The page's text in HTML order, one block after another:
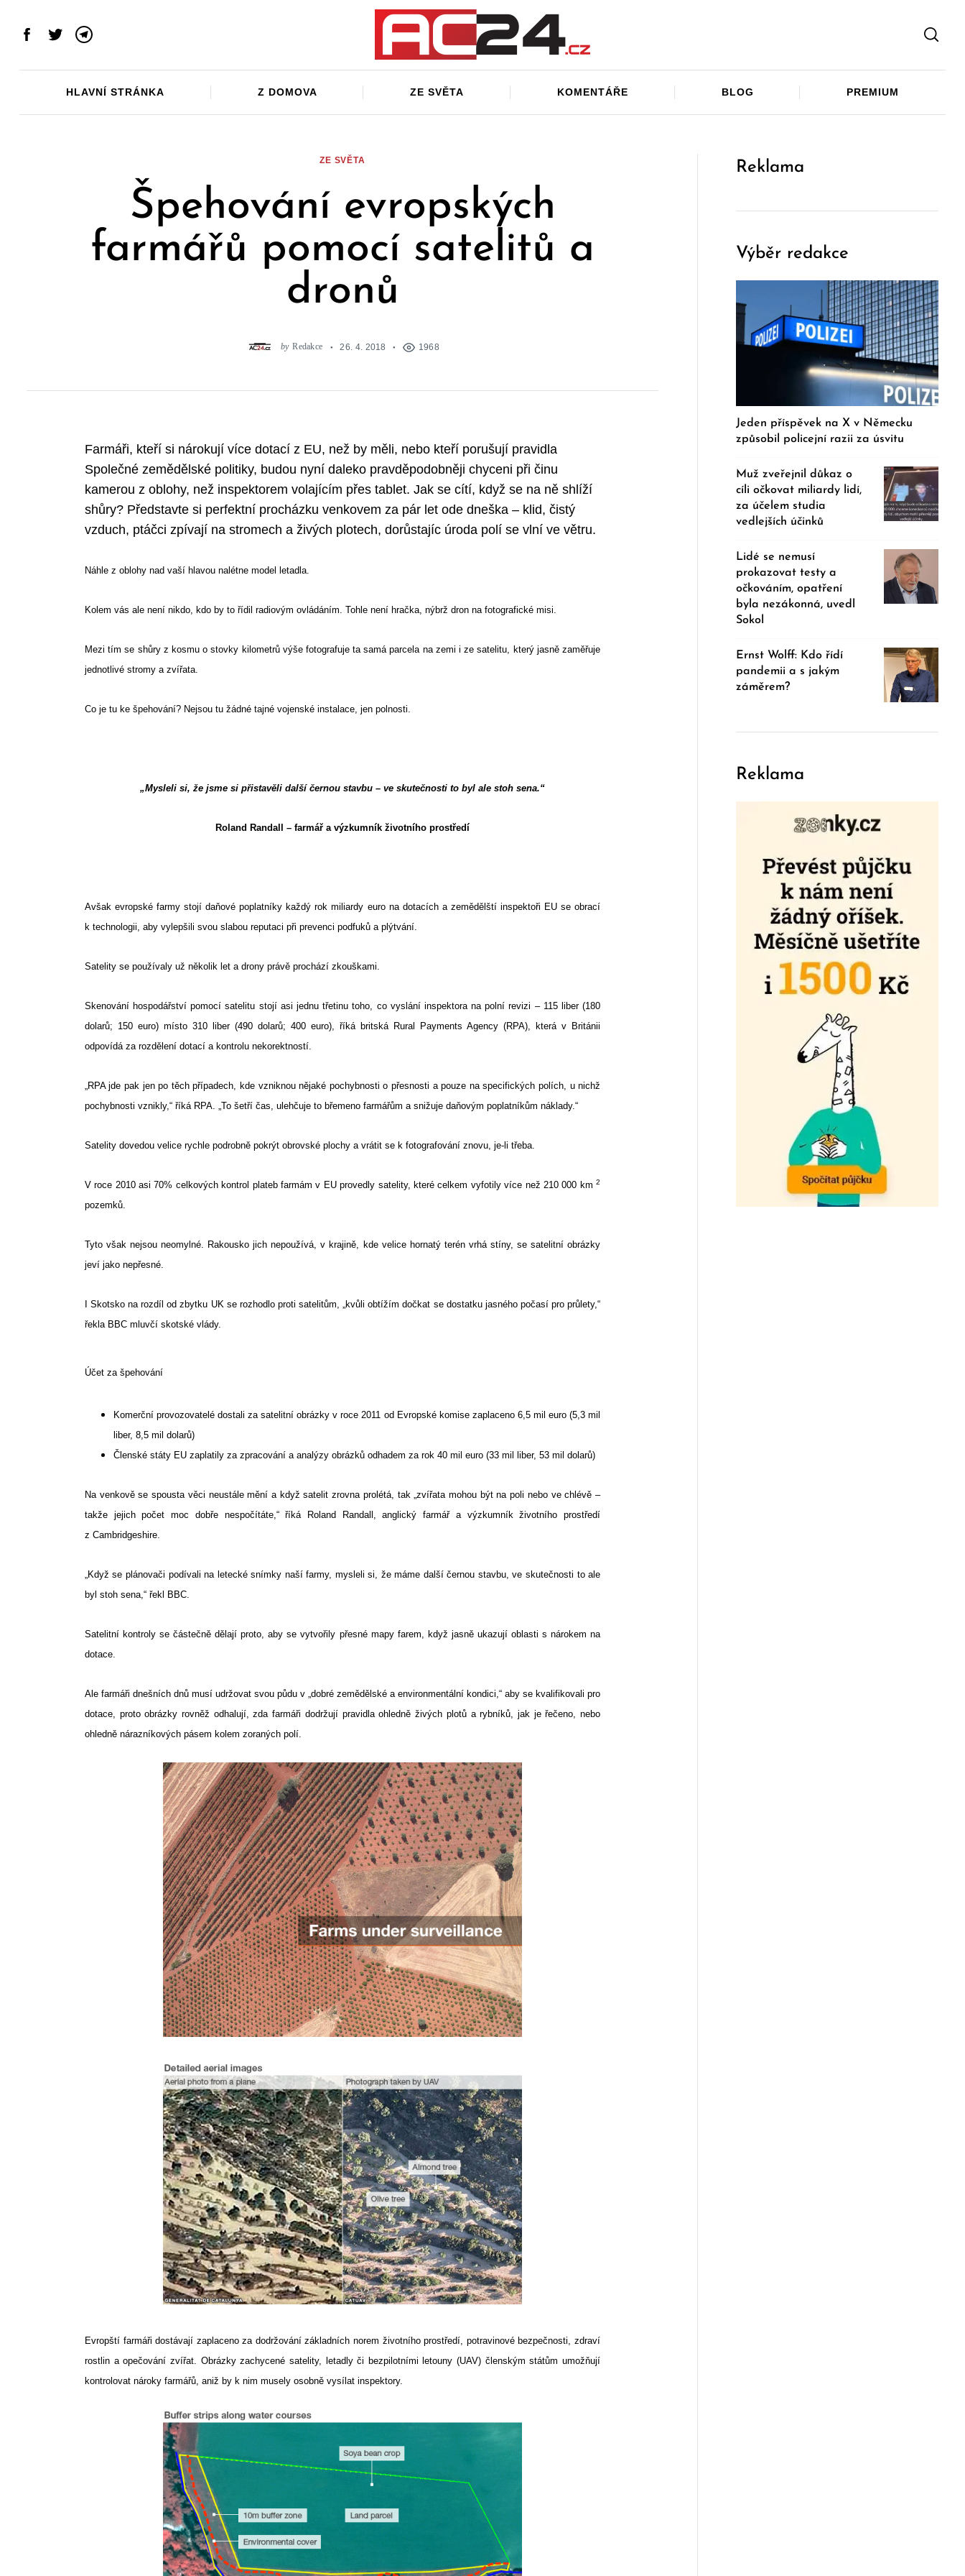
Facebook
TwitterTelegram
HLAVNÍ STRÁNKA Z DOMOVA ZE SVĚTA KOMENTÁŘE BLOG PREMIUM
ZE SVĚTA
Špehování evropských
farmářů pomocí satelitů a
dronů
by Redakce 26. 4. 2018 1968
Farmáři, kteří si nárokují více dotací z EU, než by měli, nebo kteří porušují pravidla
Společné zemědělské politiky, budou nyní daleko pravděpodobněji chyceni při činu
kamerou z oblohy, než inspektorem volajícím přes tablet. Jak se cítí, když se na ně shlíží
shůry? Představte si perfektní procházku venkovem za pár let ode dneška – klid, čistý
vzduch, ptáčci zpívají na stromech a živých plotech, dorůstajíc úroda polí se vlní ve větru.
Náhle z oblohy nad vaší hlavou nalétne model letadla.
Kolem vás ale není nikdo, kdo by to řídil radiovým ovládáním. Tohle není hračka, nýbrž dron na fotografické misi.
Mezi tím se shůry z kosmu o stovky kilometrů výše fotografuje ta samá parcela na zemi i ze satelitu, který jasně zaměřuje
jednotlivé stromy a zvířata.
Co je tu ke špehování? Nejsou tu žádné tajné vojenské instalace, jen polnosti.
„Mysleli si, že jsme si přistavěli další černou stavbu – ve skutečnosti to byl ale stoh sena.“
Roland Randall – farmář a výzkumník životního prostředí
Avšak evropské farmy stojí daňové poplatníky každý rok miliardy euro na dotacích a zemědělští inspektoři EU se obrací
k technologii, aby vylepšili svou slabou reputaci při prevenci podfuků a plýtvání.
Satelity se používaly už několik let a drony právě prochází zkouškami.
Skenování hospodářství pomocí satelitu stojí asi jednu třetinu toho, co vyslání inspektora na polní revizi – 115 liber (180
dolarů; 150 euro) místo 310 liber (490 dolarů; 400 euro), říká britská Rural Payments Agency (RPA), která v Británii
odpovídá za rozdělení dotací a kontrolu nekorektností.
„RPA jde pak jen po těch případech, kde vzniknou nějaké pochybnosti o přesnosti a pouze na specifických polích, u nichž
pochybnosti vznikly,“ říká RPA. „To šetří čas, ulehčuje to břemeno farmářům a snižuje daňovým poplatníkům náklady.“
Satelity dovedou velice rychle podrobně pokrýt obrovské plochy a vrátit se k fotografování znovu, je-li třeba.
V roce 2010 asi 70% celkových kontrol plateb farmám v EU provedly satelity, které celkem vyfotily více než 210 000 km2
pozemků.
Tyto však nejsou neomylné. Rakousko jich nepoužívá, v krajině, kde velice hornatý terén vrhá stíny, se satelitní obrázky
jeví jako nepřesné.
I Skotsko na rozdíl od zbytku UK se rozhodlo proti satelitům, „kvůli obtížím dočkat se dostatku jasného počasí pro průlety,“
řekla BBC mluvčí skotské vlády.
Účet za špehování
Komerční provozovatelé dostali za satelitní obrázky v roce 2011 od Evropské komise zaplaceno 6,5 mil euro (5,3 mil
liber, 8,5 mil dolarů)
Členské státy EU zaplatily za zpracování a analýzy obrázků odhadem za rok 40 mil euro (33 mil liber, 53 mil dolarů)
Na venkově se spousta věci neustále mění a když satelit zrovna prolétá, tak „zvířata mohou být na poli nebo ve chlévě –
takže jejich počet moc dobře nespočítáte,“ říká Roland Randall, anglický farmář a výzkumník životního prostředí
z Cambridgeshire.
„Když se plánovači podívali na letecké snímky naší farmy, mysleli si, že máme další černou stavbu, ve skutečnosti to ale
byl stoh sena,“ řekl BBC.
Satelitní kontroly se částečně dělají proto, aby se vytvořily přesné mapy farem, když jasně ukazují oblasti s nárokem na
dotace.
Ale farmáři dnešních dnů musí udržovat svou půdu v „dobré zemědělské a environmentální kondici,“ aby se kvalifikovali pro
dotace, proto obrázky rovněž odhalují, zda farmáři dodržují pravidla ohledně živých plotů a rybníků, jak je řečeno, nebo
ohledně nárazníkových pásem kolem zoraných polí.
Evropští farmáři dostávají zaplaceno za dodržování základních norem životního prostředí, potravinové bezpečnosti, zdraví
rostlin a opečování zvířat. Obrázky zachycené satelity, letadly či bezpilotními letouny (UAV) členským státům umožňují
kontrolovat nároky farmářů, aniž by k nim musely osobně vysílat inspektory.
Reklama
Výběr redakce
Jeden příspěvek na X v Německu
způsobil policejní razii za úsvitu
Muž zveřejnil důkaz o
cíli očkovat miliardy lidí,
za účelem studia
vedlejších účinků
Lidé se nemusí
prokazovat testy a
očkováním, opatření
byla nezákonná, uvedl
Sokol
Ernst Wolff: Kdo řídí
pandemii a s jakým
záměrem?
Reklama